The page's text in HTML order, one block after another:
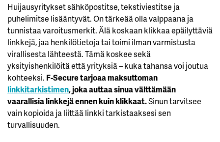
Huijausyritykset sähköpostitse, tekstiviestitse ja
puhelimitse lisääntyvät. On tärkeää olla valppaana ja
tunnistaa varoitusmerkit. Älä koskaan klikkaa epäilyttäviä
linkkejä, jaa henkilötietoja tai toimi ilman varmistusta
virallisesta lähteestä. Tämä koskee sekä
yksityishenkilöitä että yrityksiä – kuka tahansa voi joutua
kohteeksi. F‑Secure tarjoaa maksuttoman
linkkitarkistimen, joka auttaa sinua välttämään
vaarallisia linkkejä ennen kuin klikkaat.Sinun tarvitsee
vain kopioida ja liittää linkki tarkistaaksesi sen
turvallisuuden.